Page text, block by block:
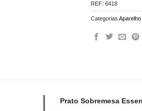
REF:6418
Categorias
Prato Sobremesa